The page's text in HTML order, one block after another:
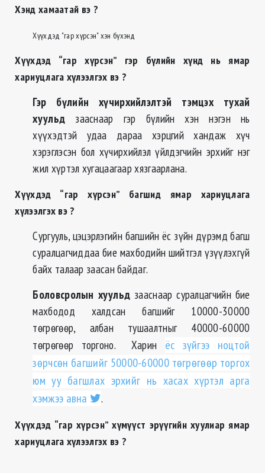
Хэнд хамаатай вэ ?
Хүүхдэд "гар хүрсэн" хэн бүхэнд
Хүүхдэд “гар хүрсэн” гэр бүлийн хүнд нь ямар
хариуцлага хүлээлгэх вэ ?
Гэр бүлийн хүчирхийлэлтэй тэмцэх тухай
хуульд зааснаар гэр бүлийн хэн нэгэн нь
хүүхэдтэй удаа дараа хэрцгий хандаж хүч
хэрэглэсэн бол хүчирхийлэл үйлдэгчийн эрхийг нэг
жил хүртэл хугацаагаар хязгаарлана.
Хүүхдэд “гар хүрсэн” багшид ямар хариуцлага
хүлээлгэх вэ ?
Сургууль, цэцэрлэгийн багшийн ёс зүйн дүрэмд багш
суралцагчиддаа бие махбодийн шийтгэл үзүүлэхгүй
байх талаар заасан байдаг.
Боловсролын хуульд зааснаар суралцагчийн бие
махбодод халдсан багшийг 10000-30000
төгрөгөөр, албан тушаалтныг 40000-60000
төгрөгөөр торгоно. Харин ёс зүйгээ ноцтой
зөрчсөн багшийг 50000-60000 төгрөгөөр торгох
юм уу багшлах эрхийг нь хасах хүртэл арга
хэмжээ авна
.
Хүүхдэд “гар хүрсэн” хүмүүст эрүүгийн хуулиар ямар
хариуцлага хүлээлгэх вэ ?